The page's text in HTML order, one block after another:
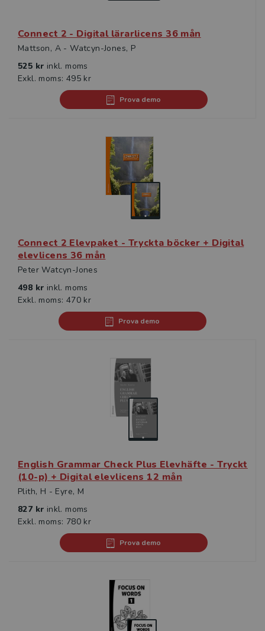
Connect 2 - Digital lärarlicens 36 mån
Mattson, A - Watcyn-Jones, P
525 kr inkl. moms
Exkl. moms: 495 kr
Prova demo
Connect 2 Elevpaket - Tryckta böcker + Digital
elevlicens 36 mån
Peter Watcyn-Jones
498 kr inkl. moms
Exkl. moms: 470 kr
Prova demo
English Grammar Check Plus Elevhäfte - Tryckt
(10-p) + Digital elevlicens 12 mån
Plith, H - Eyre, M
827 kr inkl. moms
Exkl. moms: 780 kr
Prova demo